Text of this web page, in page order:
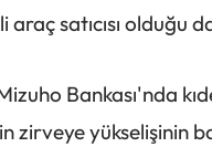
araç satıcısı olduğu
Bankası'nda
zirveye yükselişinin